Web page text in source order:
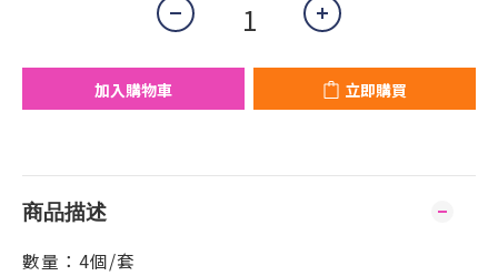
加入購物車 立即購買
商品描述
數量：4個/套